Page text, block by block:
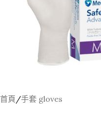
首頁 /手套 gloves